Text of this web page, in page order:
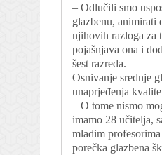
– Odlučili smo
glazbenu, animirati
njihovih razloga za
pojašnjava ona i
šest razreda.
Osnivanje srednje
unaprjeđenja
– O tome nismo
imamo 28 učitelja,
mladim
porečka glazbena